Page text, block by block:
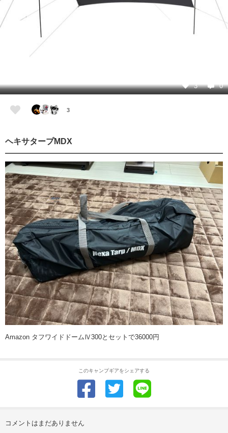
3 0
3
ヘキサタープMDX
Amazon タフワイドドームⅣ300とセットで36000円
このキャンプギアをシェアする
コメントはまだありません